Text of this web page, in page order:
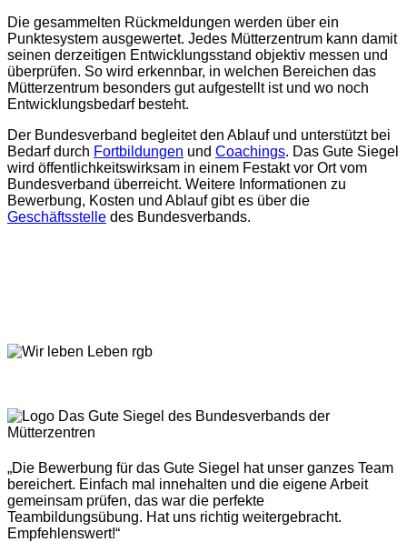
Die gesammelten Rückmeldungen werden über ein
Punktesystem ausgewertet. Jedes Mütterzentrum kann damit
seinen derzeitigen Entwicklungsstand objektiv messen und
überprüfen. So wird erkennbar, in welchen Bereichen das
Mütterzentrum besonders gut aufgestellt ist und wo noch
Entwicklungsbedarf besteht.
Der Bundesverband begleitet den Ablauf und unterstützt bei
Bedarf durch Fortbildungen und Coachings. Das Gute Siegel
wird öffentlichkeitswirksam in einem Festakt vor Ort vom
Bundesverband überreicht. Weitere Informationen zu
Bewerbung, Kosten und Ablauf gibt es über die
Geschäftsstelle des Bundesverbands.
„Die Bewerbung für das Gute Siegel hat unser ganzes Team
bereichert. Einfach mal innehalten und die eigene Arbeit
gemeinsam prüfen, das war die perfekte
Teambildungsübung. Hat uns richtig weitergebracht.
Empfehlenswert!“